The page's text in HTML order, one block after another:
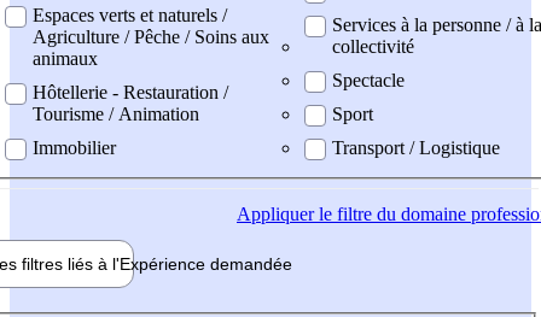
Espaces verts et naturels /
Agriculture / Pêche / Soins aux
animaux
Hôtellerie - Restauration /
Tourisme / Animation
Immobilier
Services à la personne / à la
collectivité
Spectacle
Sport
Transport / Logistique
Appliquerle filtre du domaine
filtres liés à l'Expérience demandée